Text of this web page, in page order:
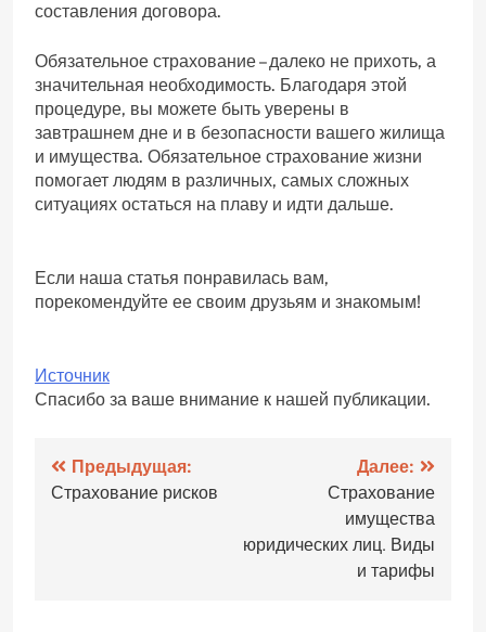
составления договора.
Обязательное страхование – далеко не прихоть, а
значительная необходимость. Благодаря этой
процедуре, вы можете быть уверены в
завтрашнем дне и в безопасности вашего жилища
и имущества. Обязательное страхование жизни
помогает людям в различных, самых сложных
ситуациях остаться на плаву и идти дальше.
Если наша статья понравилась вам,
порекомендуйте ее своим друзьям и знакомым!
Источник
Спасибо за ваше внимание к нашей публикации.
Навигация
по
Предыдущая:
Страхование рисков
Далее:
Страхование
имущества
юридических лиц. Виды
и тарифы